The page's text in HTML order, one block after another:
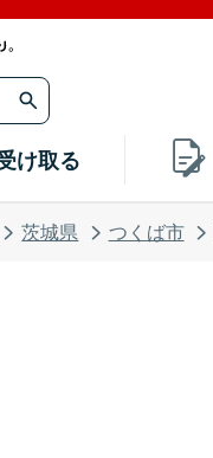
け取る
茨城県 つくば市